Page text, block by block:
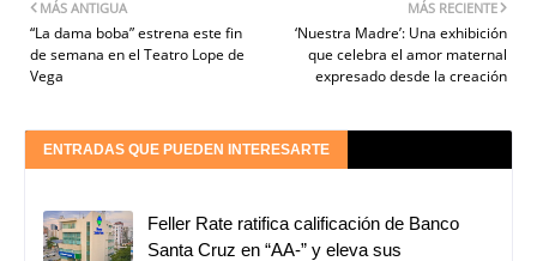
MÁS RECIENTE
‘Nuestra Madre’: Una exhibición
que celebra el amor maternal
expresado desde la creación
MÁS ANTIGUA
“La dama boba” estrena este fin
de semana en el Teatro Lope de
Vega
ENTRADAS QUE PUEDEN INTERESARTE
Feller Rate ratifica calificación de Banco
Santa Cruz en “AA-” y eleva sus